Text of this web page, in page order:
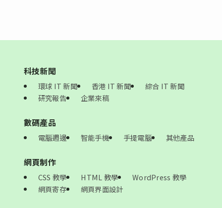
科技新聞
環球 IT 新聞 香港 IT 新聞
綜合 IT 新聞
研究報告
企業來稿
數碼產品
電腦週邊 智能手機 手提電腦 其他產品
網頁制作
CSS 教學 HTML 教學
WordPress 教學
網頁寄存
網頁界面設計